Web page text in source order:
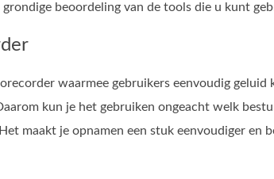
beoordeling van de tools die u kunt
waarmee gebruikers eenvoudig
kun je het gebruiken ongeacht welk
maakt je opnamen een stuk eenvoudiger en